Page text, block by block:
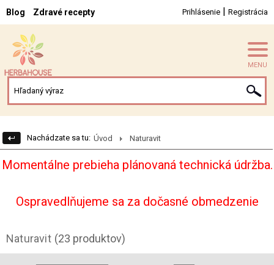
Blog Zdravé recepty Prihlásenie | Registrácia
MENU
Nachádzate sa tu: Úvod Naturavit
Momentálne prebieha plánovaná technická údržba.
Ospravedlňujeme sa za dočasné obmedzenie
Naturavit (23 produktov)